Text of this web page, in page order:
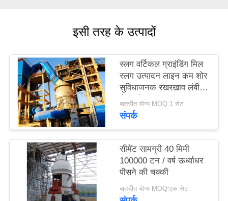
उद्धरण
अनुरोध
करें
साइटमैप
गोपनीयता
इसी तरह के उत्पादों
स्लग वर्टिकल ग्राइंडिंग मिल
स्लग उत्पादन लाइन कम शोर
सुविधाजनक रखरखाव लंबी
सेवा जीवन
बातचीत योग्य MOQ:1 सेट
संपर्क
सीमेंट सामग्री 40 मिमी
100000 टन / वर्ष ऊर्ध्वाधर
पीसने की चक्की
बातचीत योग्य MOQ:एक सेट